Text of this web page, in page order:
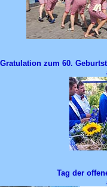
Gratulation zum 60.
Tag der